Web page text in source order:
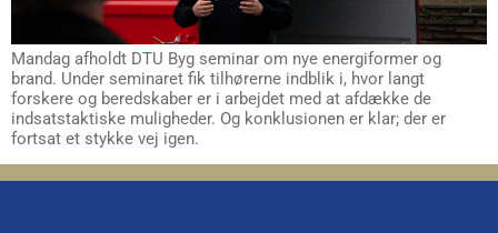
Mandag afholdt DTU Byg seminar om nye energiformer og
brand. Under seminaret fik tilhørerne indblik i, hvor langt
forskere og beredskaber er i arbejdet med at afdække de
indsatstaktiske muligheder. Og konklusionen er klar; der er
fortsat et stykke vej igen.